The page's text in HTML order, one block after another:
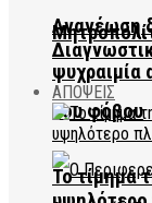
ψυχραιμία
του φόβου
Ανανέωση
ΑΠΟΨΕΙΣ
Το τίμημα